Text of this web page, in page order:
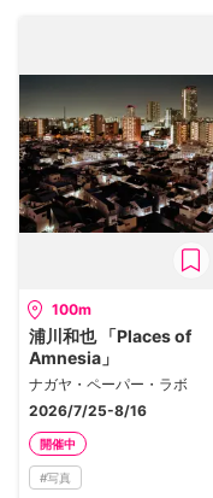
100m
浦川和也 「Places of
Amnesia」
ナガヤ・ペーパー・ラボ
2026/7/25-8/16
開催中
#写真